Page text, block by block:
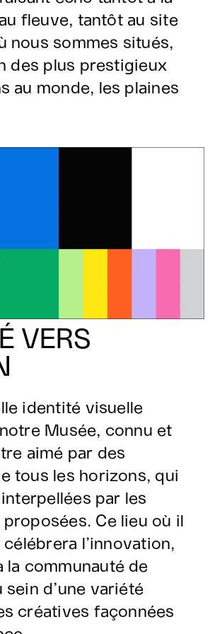
fleuve, tantôt au site
nous sommes situés,
des plus prestigieux
au monde, les plaines
VERS
identité visuelle
Musée, connu et
aimé par des
tous les horizons, qui
par les
Ce lieu où il
l’innovation,
la communauté de
sein d’une variété
créatives façonnées